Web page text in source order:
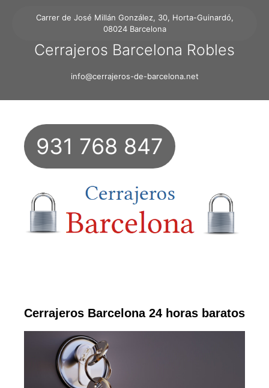
Carrer de José Millán González, 30, Horta-Guinardó,
08024 Barcelona
Cerrajeros Barcelona Robles
info@cerrajeros-de-barcelona.net
931 768 847
Cerrajeros Barcelona 24 horas baratos